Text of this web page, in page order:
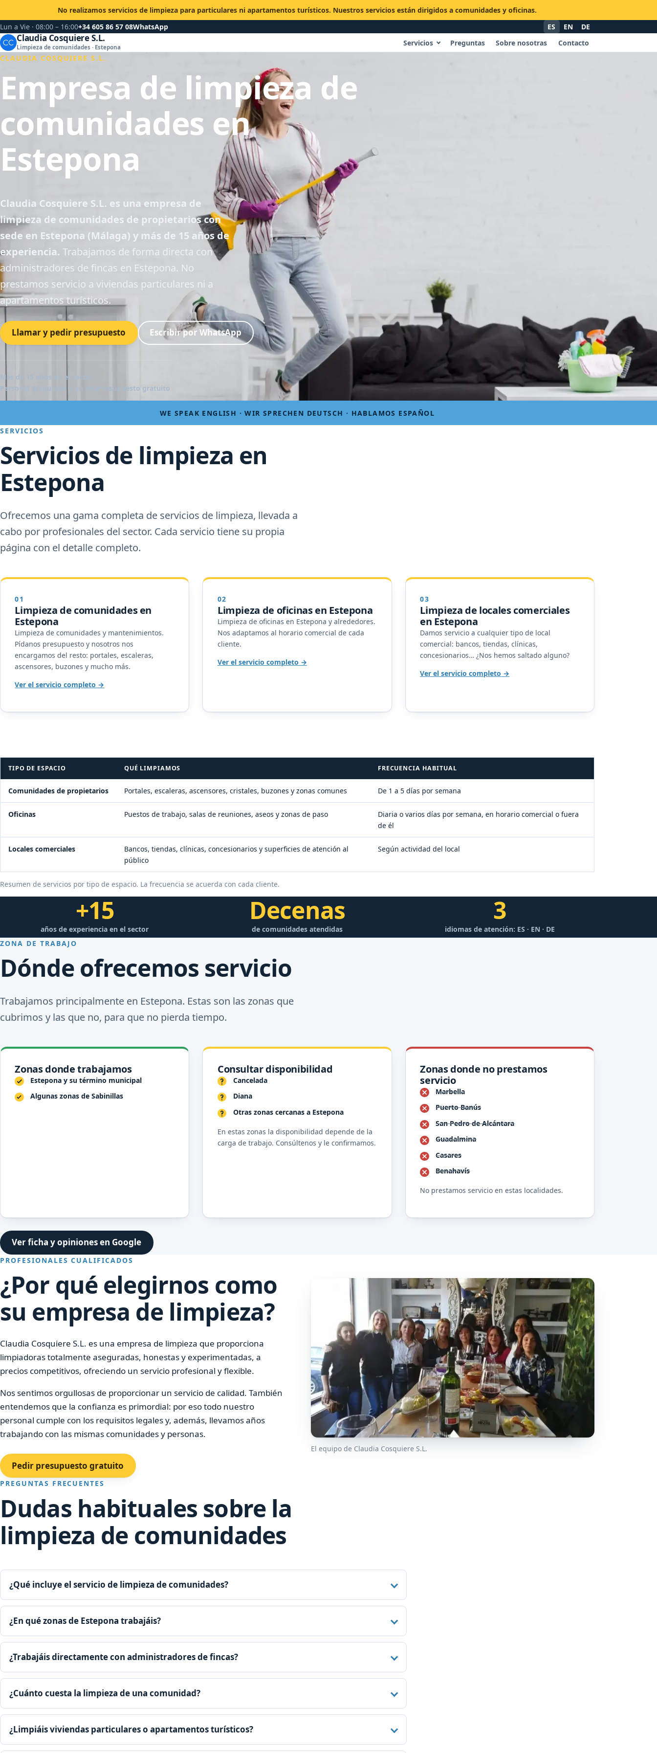
No realizamos servicios de limpieza para particulares ni apartamentos turísticos. Nuestros servicios están dirigidos a comunidades y oficinas.
Lun a Vie · 08:00 – 16:00+34 605 86 57 08WhatsApp ES EN DE
Claudia Cosquiere S.L.
Limpieza de comunidades · Estepona Servicios Preguntas Sobre nosotras
Contacto
CLAUDIA COSQUIERE S.L.
Empresa de limpieza de
comunidades en
Estepona
Claudia Cosquiere S.L. es una empresa de
limpieza de comunidades de propietarios con
sede en Estepona (Málaga) y más de 15 años de
experiencia. Trabajamos de forma directa con
administradores de fincas en Estepona. No
prestamos servicio a viviendas particulares ni a
apartamentos turísticos.
Llamar y pedir presupuesto Escribir por WhatsApp
Más de 15 años en el sector
Personal asegurado y en alta
Presupuesto gratuito
WE SPEAK ENGLISH · WIR SPRECHEN DEUTSCH · HABLAMOS ESPAÑOL
SERVICIOS
Servicios de limpieza en
Estepona
Ofrecemos una gama completa de servicios de limpieza, llevada a
cabo por profesionales del sector. Cada servicio tiene su propia
página con el detalle completo.
01
Limpieza de comunidades en
Estepona
Limpieza de comunidades y mantenimientos.
Pídanos presupuesto y nosotros nos
encargamos del resto: portales, escaleras,
ascensores, buzones y mucho más.
Ver el servicio completo
02
Limpieza de oficinas en Estepona
Limpieza de oficinas en Estepona y alrededores.
Nos adaptamos al horario comercial de cada
cliente.
Ver el servicio completo
03
Limpieza de locales comerciales
en Estepona
Damos servicio a cualquier tipo de local
comercial: bancos, tiendas, clínicas,
concesionarios… ¿Nos hemos saltado alguno?
Ver el servicio completo
Resumen de servicios por tipo de espacio. La frecuencia se acuerda con cada cliente.
TIPO DE ESPACIO QUÉ LIMPIAMOS FRECUENCIA HABITUAL
Comunidades de propietarios Portales, escaleras, ascensores, cristales, buzones y zonas comunes De 1 a 5 días por semana
Oficinas Puestos de trabajo, salas de reuniones, aseos y zonas de paso
Diaria o varios días por semana, en horario comercial o fuera
de él
Locales comerciales
Bancos, tiendas, clínicas, concesionarios y superficies de atención al
público
Según actividad del local
+15
años de experiencia en el sector
Decenas
de comunidades atendidas
3
idiomas de atención: ES · EN · DE
ZONA DE TRABAJO
Dónde ofrecemos servicio
Trabajamos principalmente en Estepona. Estas son las zonas que
cubrimos y las que no, para que no pierda tiempo.
Zonas donde trabajamos
Estepona y su término municipal
Algunas zonas de Sabinillas
Consultar disponibilidad
Cancelada
Diana
Otras zonas cercanas a Estepona
En estas zonas la disponibilidad depende de la
carga de trabajo. Consúltenos y le confirmamos.
Zonas donde no prestamos
servicio
Marbella
Puerto Banús
San Pedro de Alcántara
Guadalmina
Casares
Benahavís
No prestamos servicio en estas localidades.
Ver ficha y opiniones en Google
El equipo de Claudia Cosquiere S.L.
PROFESIONALES CUALIFICADOS
¿Por qué elegirnos como
su empresa de limpieza?
Claudia Cosquiere S.L. es una empresa de limpieza que proporciona
limpiadoras totalmente aseguradas, honestas y experimentadas, a
precios competitivos, ofreciendo un servicio profesional y flexible.
Nos sentimos orgullosas de proporcionar un servicio de calidad. También
entendemos que la confianza es primordial: por eso todo nuestro
personal cumple con los requisitos legales y, además, llevamos años
trabajando con las mismas comunidades y personas.
Pedir presupuesto gratuito
PREGUNTAS FRECUENTES
Dudas habituales sobre la
limpieza de comunidades
¿Qué incluye el servicio de limpieza de comunidades?
¿En qué zonas de Estepona trabajáis?
¿Trabajáis directamente con administradores de fincas?
¿Cuánto cuesta la limpieza de una comunidad?
¿Limpiáis viviendas particulares o apartamentos turísticos?